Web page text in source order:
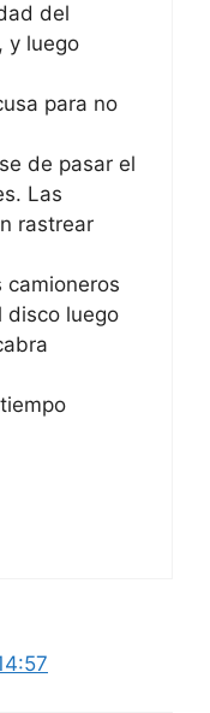
del
y luego
para no
de pasar el
Las
rastrear
camioneros
disco luego